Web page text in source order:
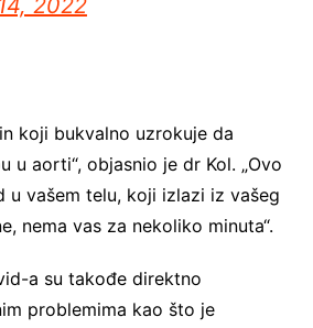
2022
koji bukvalno uzrokuje da
u aorti“, objasnio je dr Kol. „Ovo
u vašem telu, koji izlazi iz vašeg
nema vas za nekoliko minuta“.
a su takođe direktno
problemima kao što je